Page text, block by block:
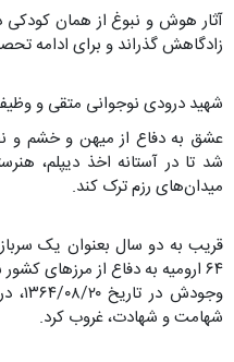
آثار هوش و نبوغ از همان کودکی
زادگاهش گذراند و برای ادامه
شهید درودی نوجوانی متقی و
عشق به دفاع از میهن و خشم و
شد تا در آستانه اخذ دیپلم،
میدان‌های رزم ترک کند.
۶۴ ارومیه به دفاع از
شهامت و شهادت، غروب کرد.